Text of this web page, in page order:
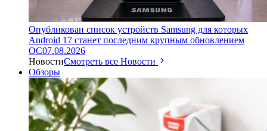
Опубликован список устройств Samsung для которых
Android 17 станет последним крупным обновлением
ОС07.08.2026
НовостиСмотреть все Новости
Обзоры